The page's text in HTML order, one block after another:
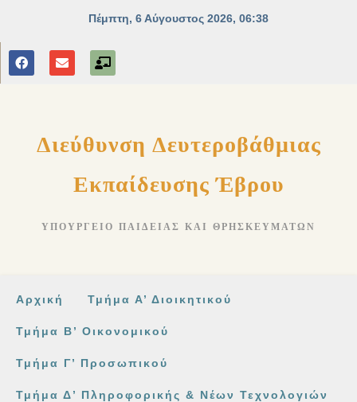
Διεύθυνση Δευτεροβάθμιας
Εκπαίδευσης Έβρου
ΥΠΟΥΡΓΕΊΟ ΠΑΙΔΕΊΑΣ ΚΑΙ ΘΡΗΣΚΕΥΜΆΤΩΝ
Αρχική Τμήμα Α’ Διοικητικού
Τμήμα Β’ Οικονομικού
Τμήμα Γ’ Προσωπικού
Τμήμα Δ’ Πληροφορικής & Νέων Τεχνολογιών